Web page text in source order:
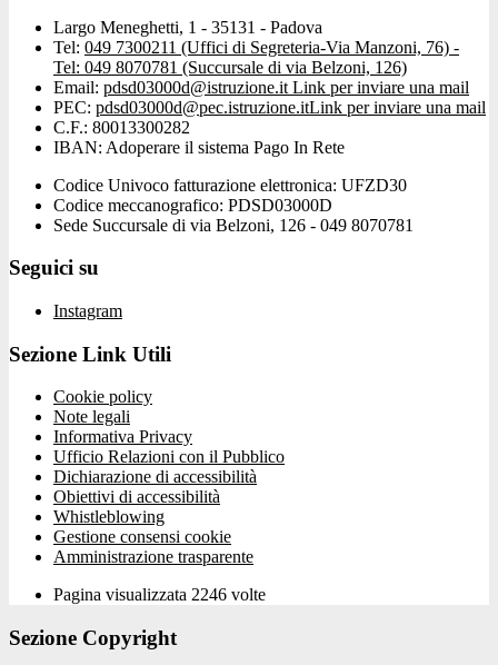
Largo Meneghetti, 1 - 35131 - Padova
Tel: 049 7300211 (Uffici di Segreteria-Via Manzoni, 76) -
Tel: 049 8070781 (Succursale di via Belzoni, 126)
Email: pdsd03000d@istruzione.it Link per inviare una mail
PEC: pdsd03000d@pec.istruzione.itLink per inviare una mail
C.F.: 80013300282
IBAN: Adoperare il sistema Pago In Rete
Codice Univoco fatturazione elettronica: UFZD30
Codice meccanografico: PDSD03000D
Sede Succursale di via Belzoni, 126 - 049 8070781
Seguici su
Instagram
Sezione Link Utili
Cookie policy
Note legali
Informativa Privacy
Ufficio Relazioni con il Pubblico
Dichiarazione di accessibilità
Obiettivi di accessibilità
Whistleblowing
Gestione consensi cookie
Amministrazione trasparente
Pagina visualizzata 2246 volte
Sezione Copyright